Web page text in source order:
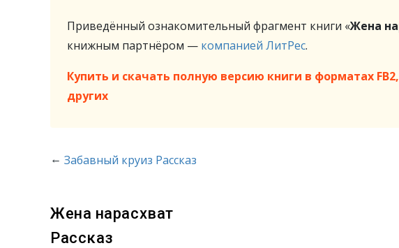
Приведённый ознакомительный фрагмент книги «Жена
книжным партнёром — компанией ЛитРес.
Купить и скачать полную версию книги в форматах FB2,
других
← Забавный круиз Рассказ
Жена нарасхват
Рассказ